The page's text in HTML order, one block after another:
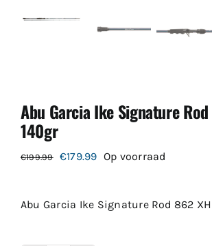
Abu Garcia Ike Signature
140gr
€199.99
Oorspronkelijke
€199.99.
€179.99Huidige
€179.99.
Op voorraad
Abu Garcia Ike Signature Rod 862